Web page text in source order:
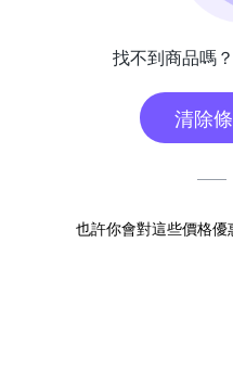
找不到商品嗎
清除
也許你會對這些價格優